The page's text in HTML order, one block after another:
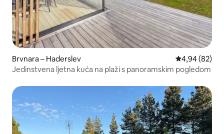
Brvnara – Haderslev Prosječna
4,94 (82)
Jedinstvena ljetna kuća na plaži s panoramskim pogledom